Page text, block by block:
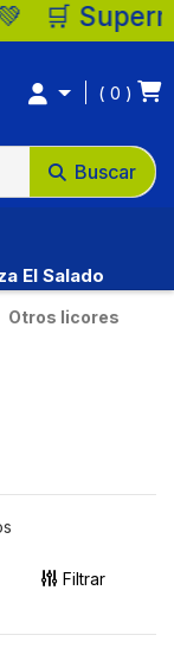
Buscar
0
El Salado
Otros licores
Filtrar